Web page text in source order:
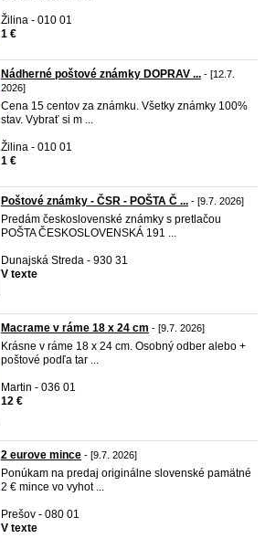
Žilina - 010 01
1 €
Nádherné poštové známky DOPRAV ... - [12.7.
2026]
Cena 15 centov za známku. Všetky známky 100%
stav. Vybrať si m ...
Žilina - 010 01
1 €
Poštové známky - ČSR - POŠTA Č ... - [9.7. 2026]
Predám československé známky s pretlačou
POŠTA ČESKOSLOVENSKÁ 191 ...
Dunajská Streda - 930 31
V texte
Macrame v ráme 18 x 24 cm - [9.7. 2026]
Krásne v ráme 18 x 24 cm. Osobný odber alebo +
poštové podľa tar ...
Martin - 036 01
12 €
2 eurove mince - [9.7. 2026]
Ponúkam na predaj originálne slovenské pamätné
2 € mince vo vyhot ...
Prešov - 080 01
V texte